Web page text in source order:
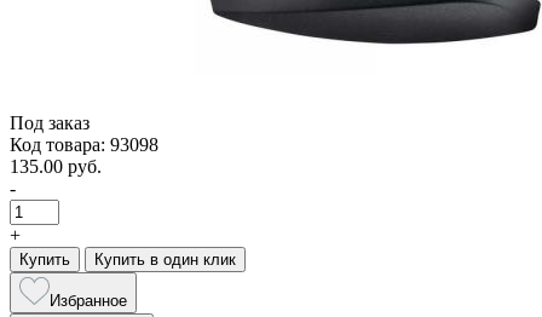
Под заказ
Код товара: 93098
135.00 руб.
-
+
Купить Купить в один клик
Избранное